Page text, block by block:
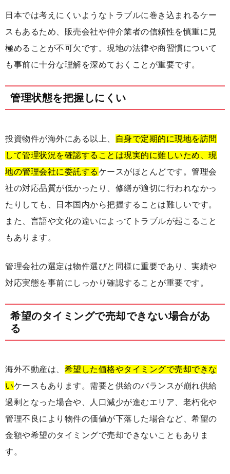
日本では考えにくいようなトラブルに巻き込まれるケー
スもあるため、販売会社や仲介業者の信頼性を慎重に見
極めることが不可欠です。現地の法律や商習慣について
も事前に十分な理解を深めておくことが重要です。
管理状態を把握しにくい
投資物件が海外にある以上、
自身で定期的に現地を訪問
して管理状況を確認することは現実的に難しいため、現
地の管理会社に委託するケースがほとんどです。管理会
社の対応品質が低かったり、修繕が適切に行われなかっ
たりしても、日本国内から把握することは難しいです。
また、言語や文化の違いによってトラブルが起こること
もあります。
管理会社の選定は物件選びと同様に重要であり、実績や
対応実態を事前にしっかり確認することが重要です。
希望のタイミングで売却できない場合があ
る
海外不動産は、 希望した価格やタイミングで売却できな
いケースもあります。需要と供給のバランスが崩れ供給
過剰となった場合や、人口減少が進むエリア、老朽化や
管理不良により物件の価値が下落した場合など、希望の
金額や希望のタイミングで売却できないこともありま
す。